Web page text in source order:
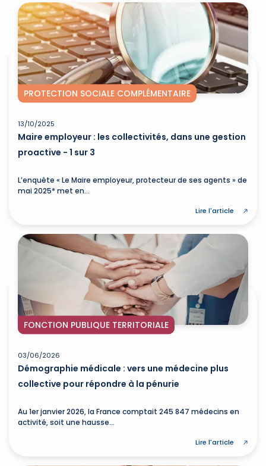
PROTECTION SOCIALE COMPLÉMENTAIRE
13/10/2025
Maire employeur : les collectivités, dans une gestion
proactive - 1 sur 3
L’enquête « Le Maire employeur, protecteur de ses agents » de
mai 2025* met en...
Lire l'article
FONCTION PUBLIQUE TERRITORIALE
03/06/2026
Démographie médicale : vers une médecine plus
collective pour répondre à la pénurie
Au 1er janvier 2026, la France comptait 245 847 médecins en
activité, soit une hausse...
Lire l'article